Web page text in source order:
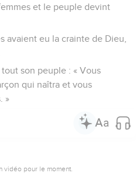
et le peuple devint
avaient eu la crainte de Dieu,
son peuple : « Vous
qui naîtra et vous
»
vidéo pour le moment.